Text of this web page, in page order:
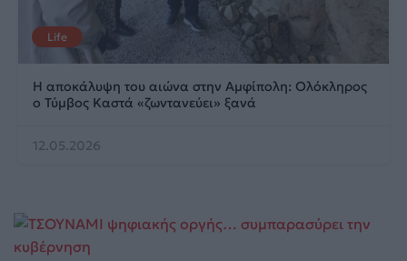
Life
Η αποκάλυψη του αιώνα στην Αμφίπολη: Ολόκληρος
ο Τύμβος Καστά «ζωντανεύει» ξανά
12.05.2026